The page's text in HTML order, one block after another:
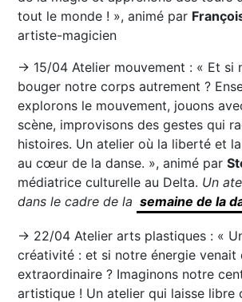
tout le monde ! », animé par
artiste-magicien
→ 15/04 Atelier mouvement : « Et si
bouger notre corps autrement ?
explorons le mouvement, jouons
scène, improvisons des gestes qui
histoires. Un atelier où la liberté et
au cœur de la danse. », animé par
médiatrice culturelle au Delta. Un
dans le cadre de la semaine de la
→ 22/04 Atelier arts plastiques : «
créativité : et si notre énergie venait
extraordinaire ? Imaginons notre
artistique ! Un atelier qui laisse libre